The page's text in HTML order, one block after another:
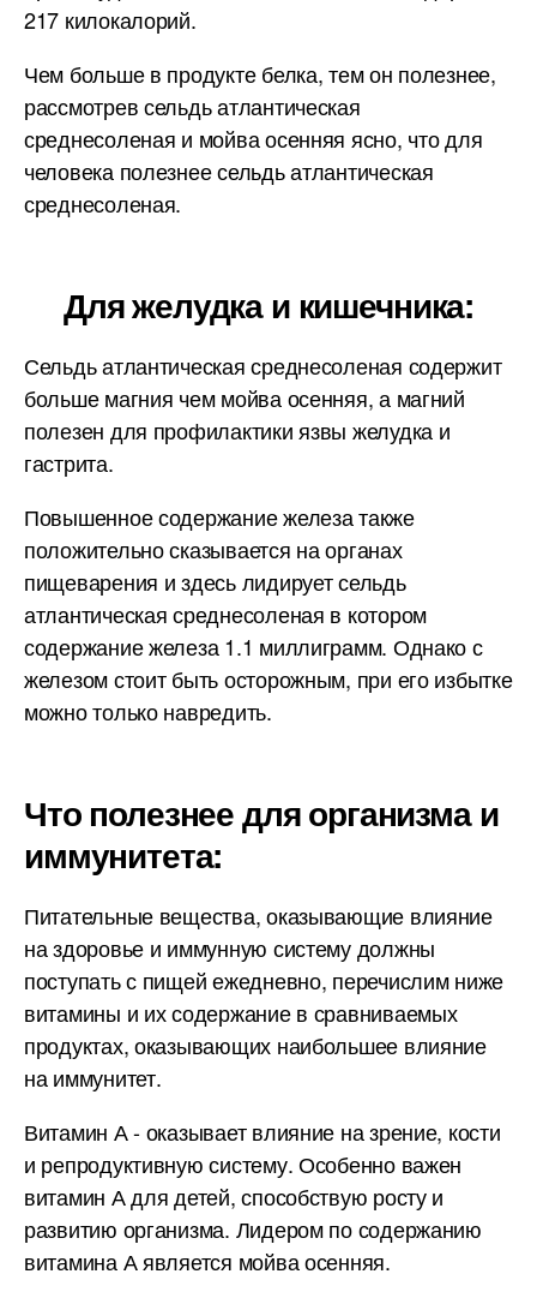
217 килокалорий.
Чем больше в продукте белка, тем он полезнее,
рассмотрев сельдь атлантическая
среднесоленая и мойва осенняя ясно, что для
человека полезнее сельдь атлантическая
среднесоленая.
Для желудка и кишечника:
Сельдь атлантическая среднесоленая содержит
больше магния чем мойва осенняя, а магний
полезен для профилактики язвы желудка и
гастрита.
Повышенное содержание железа также
положительно сказывается на органах
пищеварения и здесь лидирует сельдь
атлантическая среднесоленая в котором
содержание железа 1.1 миллиграмм. Однако с
железом стоит быть осторожным, при его избытке
можно только навредить.
Что полезнее для организма и
иммунитета:
Питательные вещества, оказывающие влияние
на здоровье и иммунную систему должны
поступать с пищей ежедневно, перечислим ниже
витамины и их содержание в сравниваемых
продуктах, оказывающих наибольшее влияние
на иммунитет.
Витамин А - оказывает влияние на зрение, кости
и репродуктивную систему. Особенно важен
витамин А для детей, способствую росту и
развитию организма. Лидером по содержанию
витамина А является мойва осенняя.